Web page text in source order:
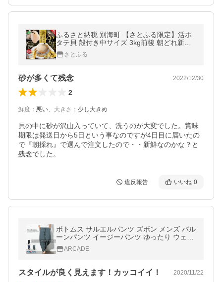
ふるさと納税 別海町 【さとふる限定】活ホ
タテ貝 殻付き中サイズ 3kg前後 朝どれ新鮮
出荷 ほたて貝柱 で 絶品 刺身
さとふる
砂が多くて残念 2022/12/30
2
鮮度 ： 悪い、 大きさ ： 少し大きめ
貝の中に砂が沢山入っていて、洗うのが大変でした。賞味
期限は発送日から5日という事なのですが4日目に届いたの
で『朝採れ』で選んで注文したので・・新鮮なのかな？と
違反報告 いいね 0
ボトムス サルエルパンツ ズボン メンズ バル
ーンパンツ イージーパンツ ゆったり ウェス
トゴム エスニック ワイドパンツ/爆買 父の日
ARCADE
スタイルが良く見えます！カッコイイ！ 2020/11/22